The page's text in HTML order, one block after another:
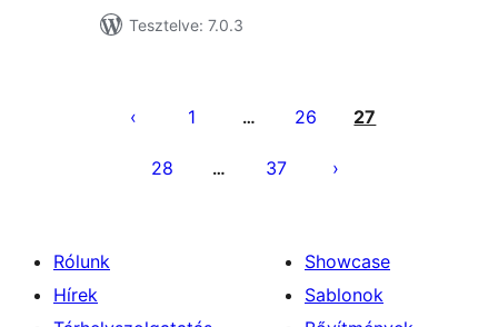
Tesztelve: 7.0.3
lapozása
1 … 26 27
28 … 37
Rólunk
Hírek
Showcase
Sablonok